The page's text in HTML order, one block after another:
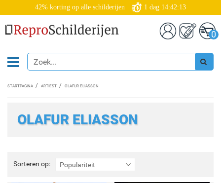
42% korting op alle schilderijen 1 dag 14:42:13
0
STARTPAGINA ARTIEST OLAFUR ELIASSON
OLAFUR ELIASSON
Sorteren op: Populariteit
Sorteren
op: